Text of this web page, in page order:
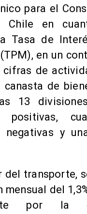
para el
Chile en
Tasa de
en un
cifras de
de
13
positivas,
negativas y
del transporte,
mensual del
por la